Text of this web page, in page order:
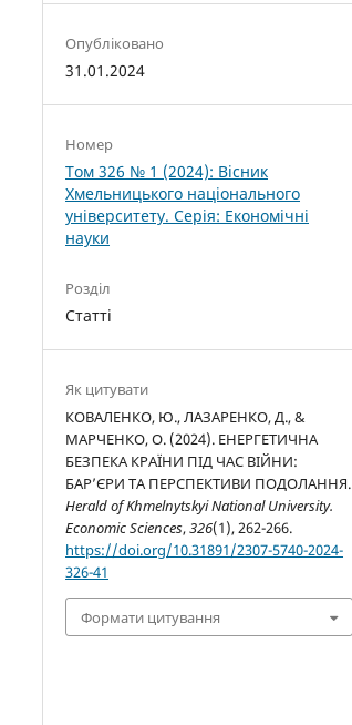
Опубліковано
31.01.2024
Номер
Том 326 № 1 (2024): Вісник
Хмельницького національного
університету. Серія: Економічні
науки
Розділ
Статті
Як цитувати
КОВАЛЕНКО, Ю., ЛАЗАРЕНКО, Д., &
МАРЧЕНКО, О. (2024). ЕНЕРГЕТИЧНА
БЕЗПЕКА КРАЇНИ ПІД ЧАС ВІЙНИ:
БАР’ЄРИ ТА ПЕРСПЕКТИВИ ПОДОЛАННЯ.
Herald of Khmelnytskyi National University.
Economic Sciences,326(1), 262-266.
https://doi.org/10.31891/2307-5740-2024-
326-41
Формати цитування